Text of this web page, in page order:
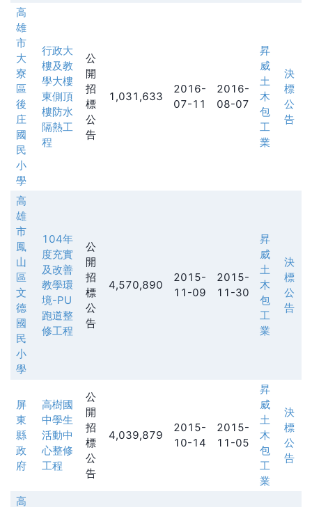
高
雄
市
大
寮
區
後
庄
國
民
小
學
行政大
樓及教
學大樓
東側頂
樓防水
隔熱工
程
公
開
招
標
公
告
1,031,633
2016-
07-11
2016-
08-07
昇
威
土
木
包
工
業
決
標
公
告
高
雄
市
鳳
山
區
文
德
國
民
小
學
104年
度充實
及改善
教學環
境-PU
跑道整
修工程
公
開
招
標
公
告
4,570,890
2015-
11-09
2015-
11-30
昇
威
土
木
包
工
業
決
標
公
告
屏
東
縣
政
府
高樹國
中學生
活動中
心整修
工程
公
開
招
標
公
告
4,039,879
2015-
10-14
2015-
11-05
昇
威
土
木
包
工
業
決
標
公
告
高